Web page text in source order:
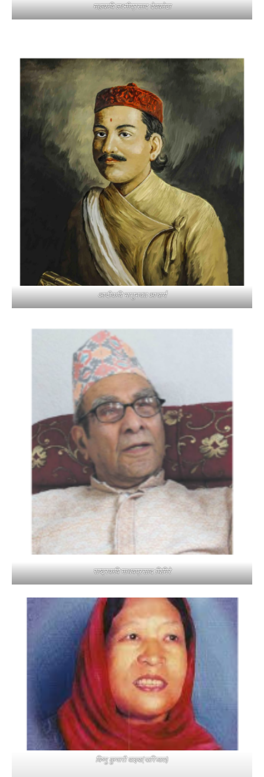
महाकवि लक्ष्मीप्रसाद देवकोटा
आदीकवि भानुभक्त आचार्य
राष्ट्रकवि माधवप्रसाद घिमिरे
विष्णु कुमारी वाइबा(पारिजात)